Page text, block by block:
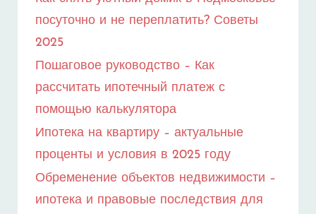
посуточно и не переплатить? Советы
2025
Пошаговое руководство – Как
рассчитать ипотечный платеж с
помощью калькулятора
Ипотека на квартиру – актуальные
проценты и условия в 2025 году
Обременение объектов недвижимости –
ипотека и правовые последствия для